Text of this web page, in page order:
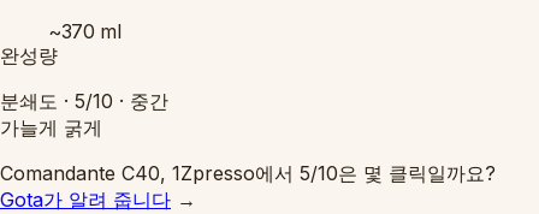
~370 ml
완성량
분쇄도 · 5/10 · 중간
가늘게 굵게
Comandante C40, 1Zpresso에서 5/10은 몇 클릭일까요?
Gota가 알려 줍니다 →